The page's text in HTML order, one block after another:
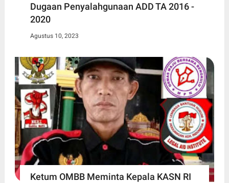
Dugaan Penyalahgunaan ADD TA 2016 -
2020
Agustus 10, 2023
Ketum OMBB Meminta Kepala KASN RI